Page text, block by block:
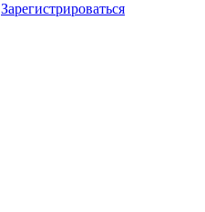
Зарегистрироваться